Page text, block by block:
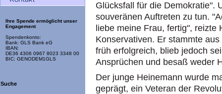
Ihre Spende ermöglicht unser
Engagement
Spendenkonto:
Bank: GLS Bank eG
IBAN:
DE36 4306 0967 8023 3348 00
BIC: GENODEM1GLS
Suche
Glücksfall für die Demokratie".
souveränen Auftreten zu tun.
liebe meine Frau, fertig", reizte
Konservativen. Er stammte
früh erfolgreich, blieb jedoch
Ansprüchen und besaß weder
Der junge Heinemann wurde
geprägt, ein Veteran der